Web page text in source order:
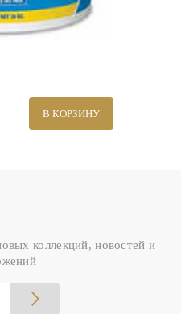
В КОРЗИНУ
коллекций, новостей и